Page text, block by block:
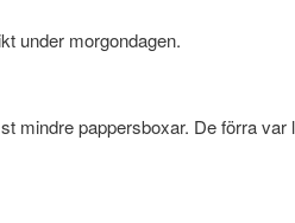
under morgondagen.
mindre pappersboxar. De förra var